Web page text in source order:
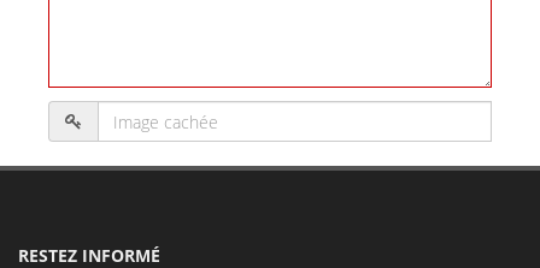
RESTEZ INFORMÉ